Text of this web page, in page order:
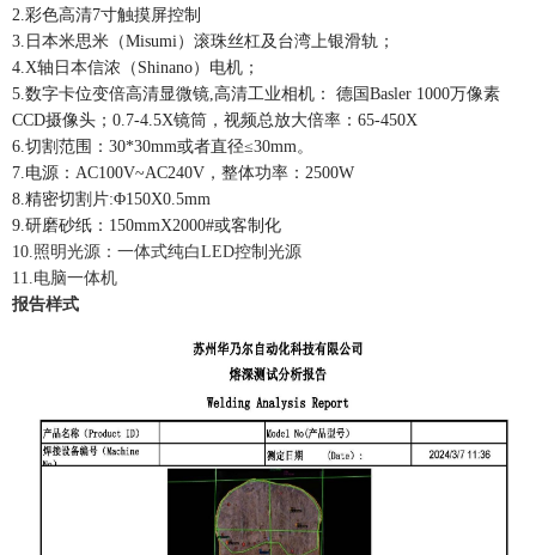
2.彩色高清7寸触摸屏控制
3.日本米思米（Misumi）滚珠丝杠及台湾上银滑轨；
4.X轴日本信浓（Shinano） 电机；
5.数字卡位变倍高清显微镜,高清工业相机： 德国 Basler 1000万像素
CCD摄像头； 0.7-4.5X镜筒， 视频总放大倍率： 65-450X
6.切割范围：30*30mm或者直径≤30mm。
7.电源： AC100V~AC240V，整体功率： 2500W
8.精密切割片:Φ150X0.5mm
9.研磨砂纸：150mmX2000#或客制化
10.照明光源：一体式纯白LED控制光源
11.电脑一体机
报告样式